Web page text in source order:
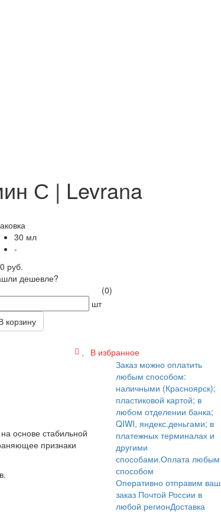
С | Levrana
30 мл
-
руб.
дешевле?
(0)
шт
корзину
В избранное
основе стабильной
признаки
Заказ можно оплатить
любым способом:
наличными (Красноярск);
пластиковой картой; в
любом отделении банка;
QIWI, яндекс.деньгами; в
платежных терминалах и
другими
способами.Оплата любым
способом
Оперативно отправим ваш
заказ Почтой России в
любой регионДоставка